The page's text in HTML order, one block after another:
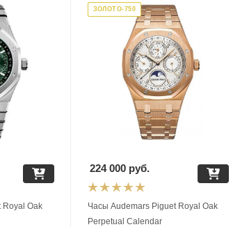
Royal Oak
ЗОЛОТО-750
Часы Audemars Piguet Royal Oak
Perpetual Calendar
224 000руб.